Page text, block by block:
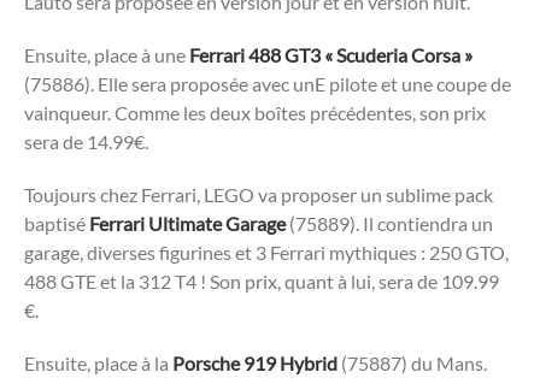
Ensuite, place à une Ferrari 488 GT3 « Scuderia Corsa »
(75886). Elle sera proposée avec unE pilote et une coupe de
vainqueur. Comme les deux boîtes précédentes, son prix
sera de 14.99€.
Toujours chez Ferrari, LEGO va proposer un sublime pack
baptisé Ferrari Ultimate Garage(75889). Il contiendra un
garage, diverses figurines et 3 Ferrari mythiques : 250 GTO,
488 GTE et la 312 T4 ! Son prix, quant à lui, sera de 109.99
€.
Ensuite, place à la Porsche 919 Hybrid (75887) du Mans.